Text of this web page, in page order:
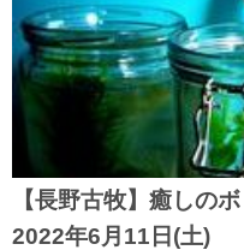
【長野古牧】癒しの
2022年6月11日(土)